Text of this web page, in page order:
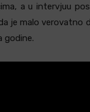
a u intervjuu
je malo verovatno
godine.